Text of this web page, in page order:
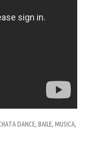
DANCE, BAILE, MUSICA,